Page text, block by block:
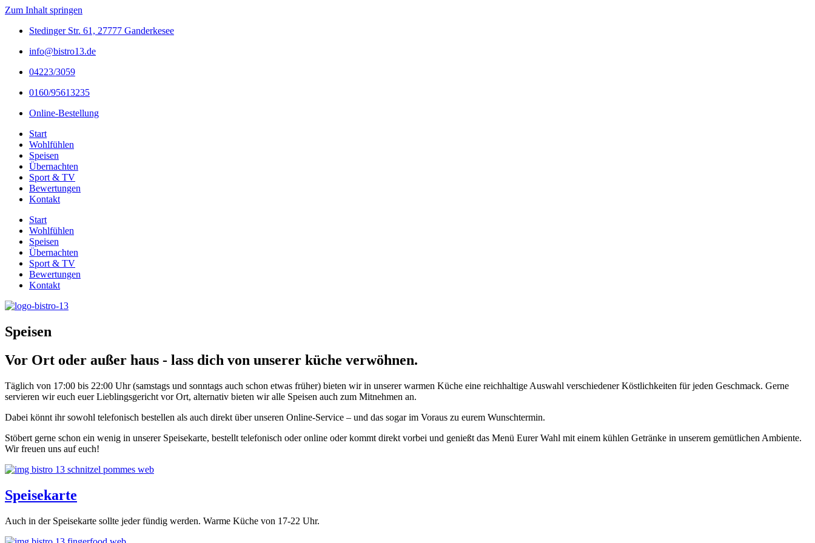
Zum Inhalt springen
Stedinger Str. 61, 27777 Ganderkesee
info@bistro13.de
04223/3059
0160/95613235
Online-Bestellung
Start
Wohlfühlen
Speisen
Übernachten
Sport & TV
Bewertungen
Kontakt
Start
Wohlfühlen
Speisen
Übernachten
Sport & TV
Bewertungen
Kontakt
Speisen
Vor Ort oder außer haus - lass dich von unserer küche verwöhnen.
Täglich von 17:00 bis 22:00 Uhr (samstags und sonntags auch schon etwas früher) bieten wir in unserer warmen Küche eine reichhaltige Auswahl verschiedener Köstlichkeiten für jeden Geschmack. Gerne
servieren wir euch euer Lieblingsgericht vor Ort, alternativ bieten wir alle Speisen auch zum Mitnehmen an.
Dabei könnt ihr sowohl telefonisch bestellen als auch direkt über unseren Online-Service – und das sogar im Voraus zu eurem Wunschtermin.
Stöbert gerne schon ein wenig in unserer Speisekarte, bestellt telefonisch oder online oder kommt direkt vorbei und genießt das Menü Eurer Wahl mit einem kühlen Getränke in unserem gemütlichen Ambiente.
Wir freuen uns auf euch!
Speisekarte
Auch in der Speisekarte sollte jeder fündig werden. Warme Küche von 17-22 Uhr.